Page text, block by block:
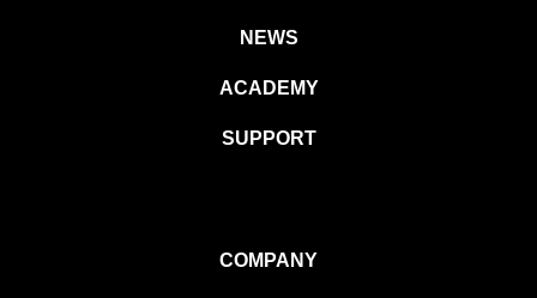
NEWS
ACADEMY
SUPPORT
COMPANY